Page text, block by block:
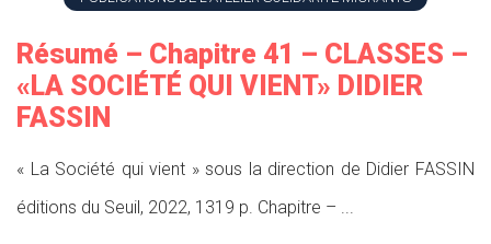
Résumé – Chapitre 41 – CLASSES –
«LA SOCIÉTÉ QUI VIENT» DIDIER
FASSIN
« La Société qui vient » sous la direction de Didier FASSIN
éditions du Seuil, 2022, 1319 p. Chapitre – ...